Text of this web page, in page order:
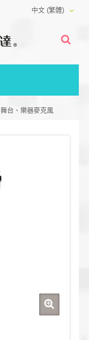
中文 (繁體)
舞台、樂器麥克風